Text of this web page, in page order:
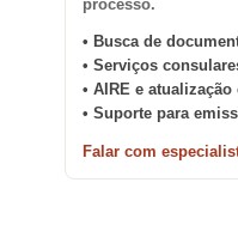
processo.
• Busca de
• Serviços
• AIRE e atualização
• Suporte para
Falar com